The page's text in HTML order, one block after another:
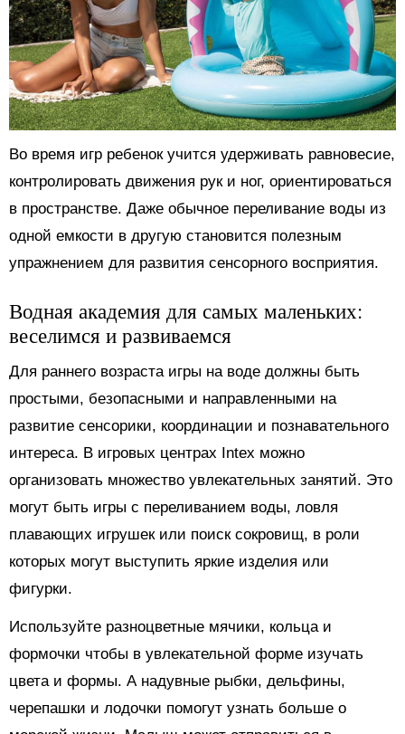
Во время игр ребенок учится удерживать равновесие,
контролировать движения рук и ног, ориентироваться
в пространстве. Даже обычное переливание воды из
одной емкости в другую становится полезным
упражнением для развития сенсорного восприятия.
Водная академия для самых маленьких:
веселимся и развиваемся
Для раннего возраста игры на воде должны быть
простыми, безопасными и направленными на
развитие сенсорики, координации и познавательного
интереса. В игровых центрах Intex можно
организовать множество увлекательных занятий. Это
могут быть игры с переливанием воды, ловля
плавающих игрушек или поиск сокровищ, в роли
которых могут выступить яркие изделия или
фигурки.
Используйте разноцветные мячики, кольца и
формочки чтобы в увлекательной форме изучать
цвета и формы. А надувные рыбки, дельфины,
черепашки и лодочки помогут узнать больше о